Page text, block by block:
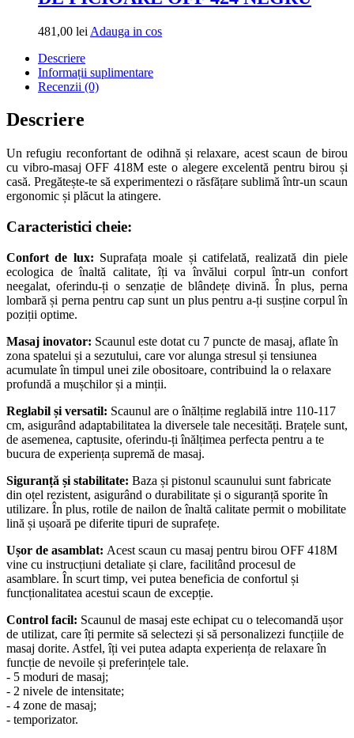
481,00 lei Adauga in cosAdauga
Descriere
Informații suplimentare
Recenzii (0)
Descriere
Un refugiu reconfortant de odihnă și relaxare, acest scaun de birou
cu vibro-masaj OFF 418M este o alegere excelentă pentru birou și
casă. Pregătește-te să experimentezi o răsfățare sublimă într-un scaun
ergonomic și plăcut la atingere.
Caracteristici cheie:
Confort de lux: Suprafața moale și catifelată, realizată din piele
ecologica de înaltă calitate, îți va învălui corpul într-un confort
neegalat, oferindu-ți o senzație de blândețe divină. În plus, perna
lombară și perna pentru cap sunt un plus pentru a-ți susține corpul în
poziții optime.
Masaj inovator: Scaunul este dotat cu 7 puncte de masaj, aflate în
zona spatelui și a sezutului, care vor alunga stresul și tensiunea
acumulate în timpul unei zile obositoare, contribuind la o relaxare
profundă a mușchilor și a minții.
Reglabil și versatil: Scaunul are o înălțime reglabilă intre 110-117
cm, asigurând adaptabilitatea la diversele tale necesități. Brațele sunt,
de asemenea, captusite, oferindu-ți înălțimea perfecta pentru a te
bucura de experiența supremă de masaj.
Siguranță și stabilitate: Baza și pistonul scaunului sunt fabricate
din oțel rezistent, asigurând o durabilitate și o siguranță sporite în
utilizare. În plus, rotile de nailon de înaltă calitate permit o mobilitate
lină și ușoară pe diferite tipuri de suprafețe.
Ușor de asamblat: Acest scaun cu masaj pentru birou OFF 418M
vine cu instrucțiuni detaliate și clare, facilitând procesul de
asamblare. În scurt timp, vei putea beneficia de confortul și
funcționalitatea acestui scaun de excepție.
Control facil: Scaunul de masaj este echipat cu o telecomandă ușor
de utilizat, care îți permite să selectezi și să personalizezi funcțiile de
masaj dorite. Astfel, îți vei putea adapta experiența de relaxare în
funcție de nevoile și preferințele tale.
- 5 moduri de masaj;
- 2 nivele de intensitate;
- 4 zone de masaj;
- temporizator.